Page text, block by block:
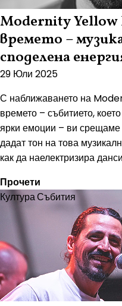
Modernity Yellow
времето –
споделена
29 Юли 2025
С наближаването на
времето – събитието,
ярки емоции – ви срещаме
дадат тон на това
как да наелектризира
Прочети
КултураСъбития